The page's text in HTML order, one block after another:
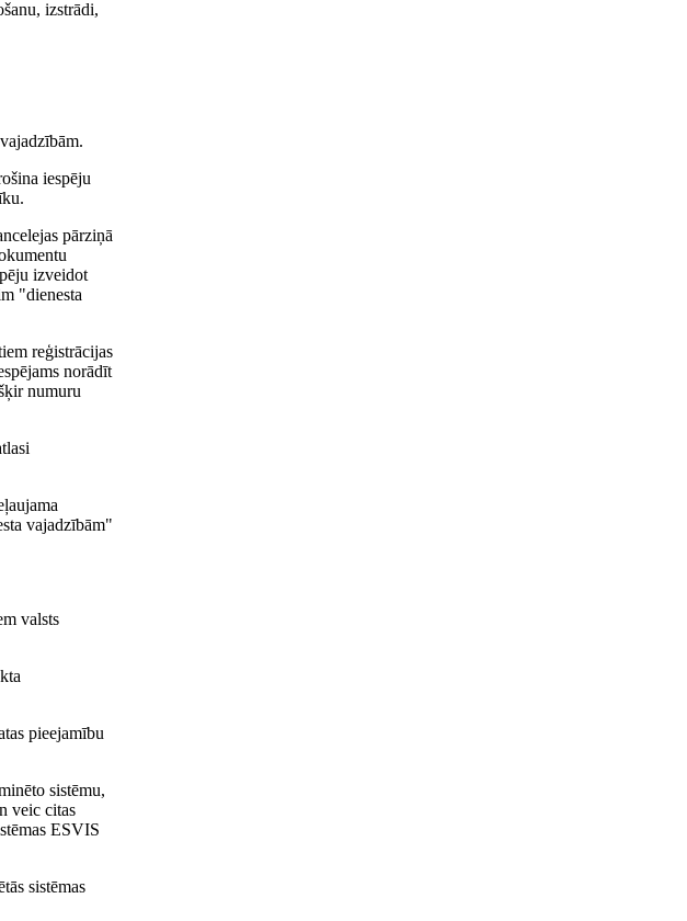
izstrādi,
iespēju
pārziņā
izveidot
"dienesta
reģistrācijas
norādīt
numuru
vajadzībām"
valsts
pieejamību
sistēmu,
veic citas
ESVIS
sistēmas